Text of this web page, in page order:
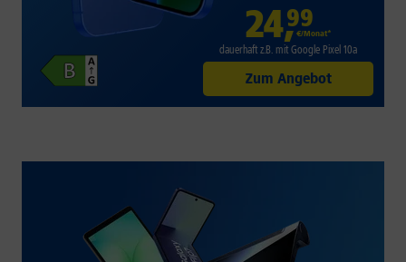
24,99
€/Monat*
dauerhaft z.B. mit Google Pixel 10a
Zum Angebot